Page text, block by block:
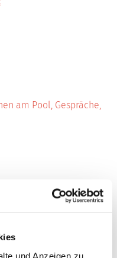
und Anzeigen zu
am Pool, Gespräche,